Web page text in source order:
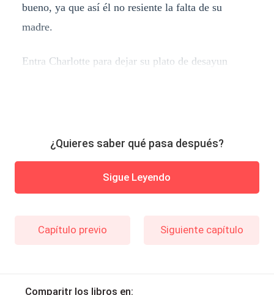
bueno, ya que así él no resiente la falta de su
madre.
Entra Charlotte para dejar su plato de desayun
¿Quieres saber qué pasa después?
Sigue Leyendo
Capítulo previo Siguiente capítulo
Comparitr los libros en: